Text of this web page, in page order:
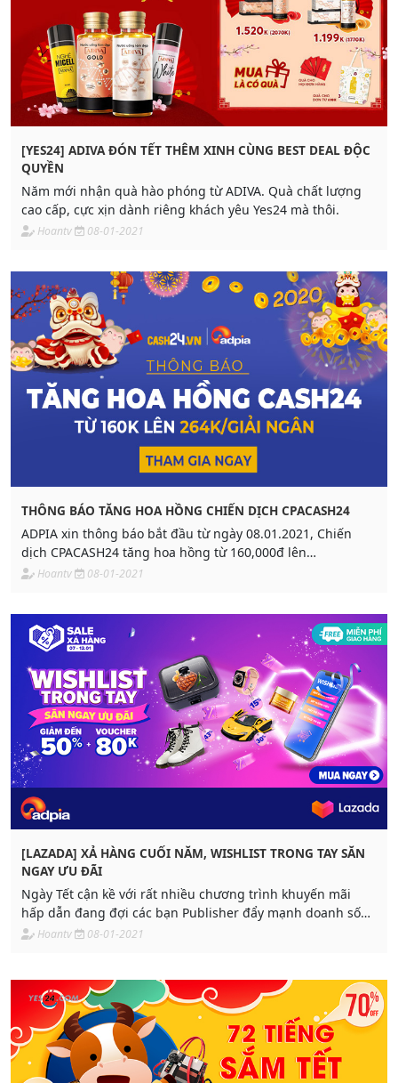
[YES24] ADIVA ĐÓN TẾT THÊM XINH CÙNG BEST DEAL ĐỘC
QUYỀN
Năm mới nhận quà hào phóng từ ADIVA. Quà chất lượng
cao cấp, cực xịn dành riêng khách yêu Yes24 mà thôi.
Hoantv 08-01-2021
THÔNG BÁO TĂNG HOA HỒNG CHIẾN DỊCH CPACASH24
ADPIA xin thông báo bắt đầu từ ngày 08.01.2021, Chiến
dịch CPACASH24 tăng hoa hồng từ 160,000đ lên
264,000đ/giải ngân.
Hoantv 08-01-2021
[LAZADA] XẢ HÀNG CUỐI NĂM, WISHLIST TRONG TAY SĂN
NGAY ƯU ĐÃI
Ngày Tết cận kề với rất nhiều chương trình khuyến mãi
hấp dẫn đang đợi các bạn Publisher đẩy mạnh doanh số
và tích thật nhiều hoa hồng!
Hoantv 08-01-2021